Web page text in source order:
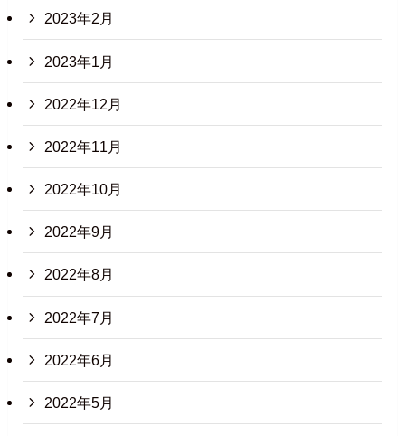
2023年2月
2023年1月
2022年12月
2022年11月
2022年10月
2022年9月
2022年8月
2022年7月
2022年6月
2022年5月